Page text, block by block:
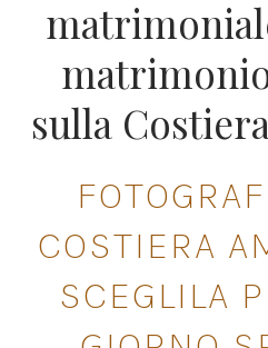
sulla
COSTIERA
SCEGLILA